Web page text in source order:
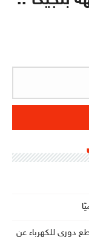
دوري للكهرباء عن